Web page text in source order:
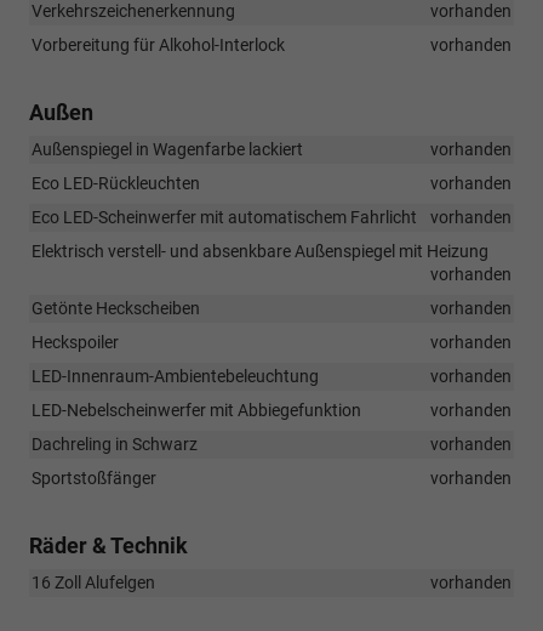
Verkehrszeichenerkennung
vorhanden
Vorbereitung für Alkohol-Interlock
vorhanden
Außen
Außenspiegel in Wagenfarbe lackiert
vorhanden
Eco LED-Rückleuchten
vorhanden
Eco LED-Scheinwerfer mit automatischem Fahrlicht
vorhanden
Elektrisch verstell- und absenkbare Außenspiegel mit Heizung
vorhanden
Getönte Heckscheiben
vorhanden
Heckspoiler
vorhanden
LED-Innenraum-Ambientebeleuchtung
vorhanden
LED-Nebelscheinwerfer mit Abbiegefunktion
vorhanden
Dachreling in Schwarz
vorhanden
Sportstoßfänger
vorhanden
Räder & Technik
16 Zoll Alufelgen vorhanden